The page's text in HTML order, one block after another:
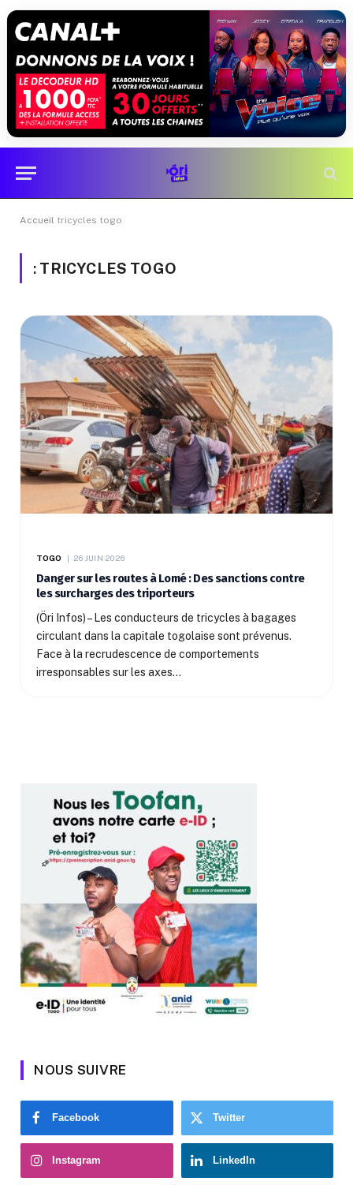
Accueil tricycles togo
: TRICYCLES TOGO
TOGO 26 JUIN 2026
Danger sur les routes à Lomé : Des sanctions contre
les surcharges des triporteurs
(Öri Infos) – Les conducteurs de tricycles à bagages
circulant dans la capitale togolaise sont prévenus.
Face à la recrudescence de comportements
irresponsables sur les axes…
NOUS SUIVRE
Facebook Twitter
Instagram LinkedIn